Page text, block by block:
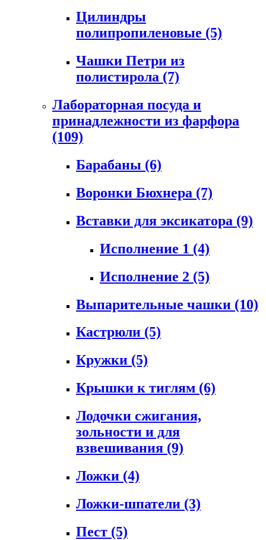
Цилиндры
полипропиленовые (5)
Чашки Петри из
полистирола (7)
Лабораторная посуда и
принадлежности из фарфора
(109)
Барабаны (6)
Воронки Бюхнера (7)
Вставки для эксикатора (9)
Исполнение 1 (4)
Исполнение 2 (5)
Выпарительные чашки (10)
Кастрюли (5)
Кружки (5)
Крышки к тиглям (6)
Лодочки сжигания,
зольности и для
взвешивания (9)
Ложки (4)
Ложки-шпатели (3)
Пест (5)